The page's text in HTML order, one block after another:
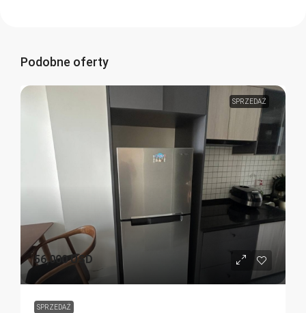
Podobne oferty
SPRZEDAŻ
56,000 USD
SPRZEDAŻ